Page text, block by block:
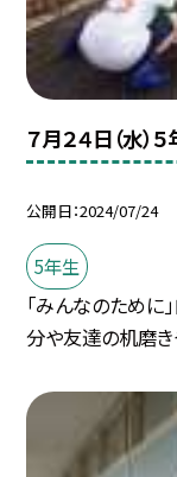
７月２４日（水
公開日 2024/07/24
5年生
「みんなのために
分や友達の机磨き